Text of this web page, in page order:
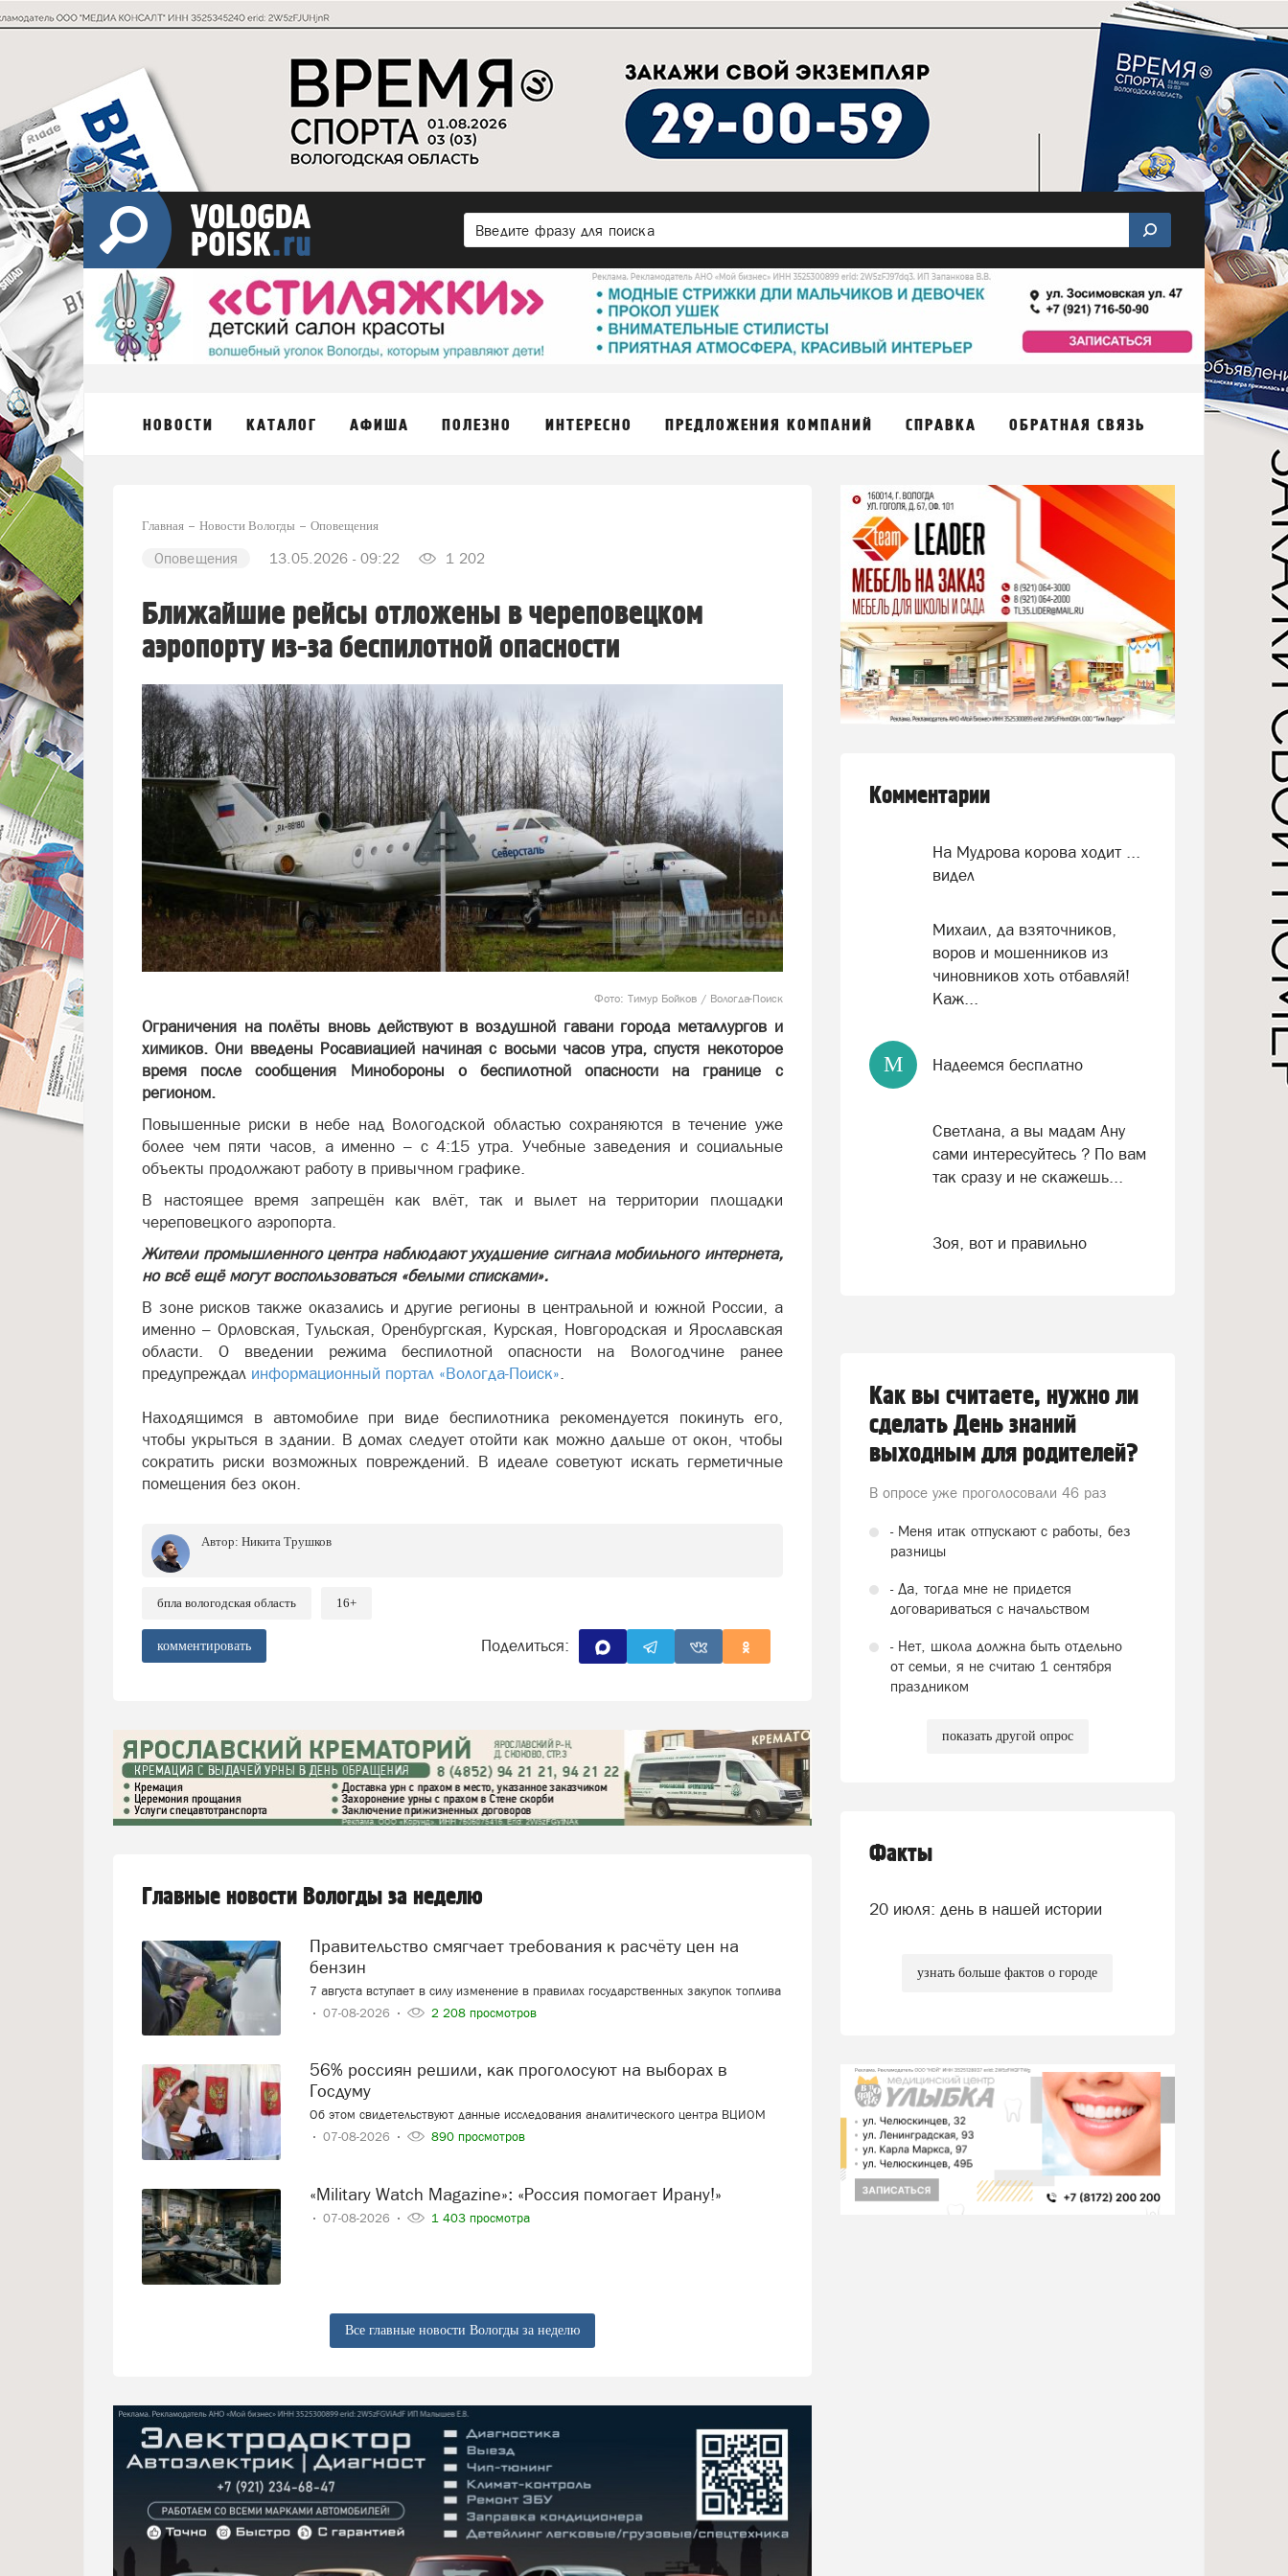
НОВОСТИ КАТАЛОГ АФИША ПОЛЕЗНО ИНТЕРЕСНО ПРЕДЛОЖЕНИЯ КОМПАНИЙ СПРАВКА ОБРАТНАЯ СВЯЗЬ
Главная Новости Вологды Оповещения
Оповещения 13.05.2026 - 09:22 1 202
Ближайшие рейсы отложены в череповецком
аэропорту из-за беспилотной опасности
Фото: Тимур Бойков / Вологда-Поиск
Ограничения на полёты вновь действуют в воздушной гавани города металлургов и
химиков. Они введены Росавиацией начиная с восьми часов утра, спустя некоторое
время после сообщения Минобороны о беспилотной опасности на границе с
регионом.
Повышенные риски в небе над Вологодской областью сохраняются в течение уже
более чем пяти часов, а именно – с 4:15 утра. Учебные заведения и социальные
объекты продолжают работу в привычном графике.
В настоящее время запрещён как влёт, так и вылет на территории площадки
череповецкого аэропорта.
Жители промышленного центра наблюдают ухудшение сигнала мобильного интернета,
но всё ещё могут воспользоваться «белыми списками».
В зоне рисков также оказались и другие регионы в центральной и южной России, а
именно – Орловская, Тульская, Оренбургская, Курская, Новгородская и Ярославская
области. О введении режима беспилотной опасности на Вологодчине ранее
предупреждал информационный портал «Вологда-Поиск».
Находящимся в автомобиле при виде беспилотника рекомендуется покинуть его,
чтобы укрыться в здании. В домах следует отойти как можно дальше от окон, чтобы
сократить риски возможных повреждений. В идеале советуют искать герметичные
помещения без окон.
Автор: Никита Трушков
бпла вологодская область 16+
комментировать Поделиться:
Главные новости Вологды за неделю
Правительство смягчает требования к расчёту цен на
бензин
7 августа вступает в силу изменение в правилах государственных закупок топлива
07-08-2026
2 208 просмотров
56% россиян решили, как проголосуют на выборах в
Госдуму
Об этом свидетельствуют данные исследования аналитического центра ВЦИОМ
07-08-2026
890 просмотров
«Military Watch Magazine»: «Россия помогает Ирану!»
07-08-2026 1 403 просмотра
Все главные новости Вологды за неделю
Комментарии
На Мудрова корова ходит ...
видел
Михаил, да взяточников,
воров и мошенников из
чиновников хоть отбавляй!
Каж...
М Надеемся бесплатно
Светлана, а вы мадам Ану
сами интересуйтесь ? По вам
так сразу и не скажешь...
Зоя, вот и правильно
Как вы считаете, нужно ли
сделать День знаний
выходным для родителей?
В опросе уже проголосовали 46 раз
- Меня итак отпускают с работы, без
разницы
- Да, тогда мне не придется
договариваться с начальством
- Нет, школа должна быть отдельно
от семьи, я не считаю 1 сентября
праздником
показать другой опрос
Факты
20 июля: день в нашей истории
узнать больше фактов о городе